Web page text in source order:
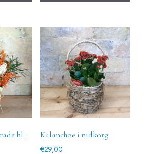
Centrum för bevarade blommor La Taronja
Kalanchoe i nidkorg
€29,00